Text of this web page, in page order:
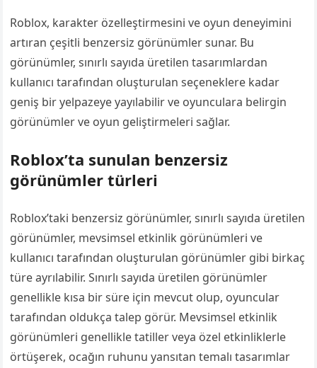
Roblox, karakter özelleştirmesini ve oyun deneyimini
artıran çeşitli benzersiz görünümler sunar. Bu
görünümler, sınırlı sayıda üretilen tasarımlardan
kullanıcı tarafından oluşturulan seçeneklere kadar
geniş bir yelpazeye yayılabilir ve oyunculara belirgin
görünümler ve oyun geliştirmeleri sağlar.
Roblox’ta sunulan benzersiz
görünümler türleri
Roblox’taki benzersiz görünümler, sınırlı sayıda üretilen
görünümler, mevsimsel etkinlik görünümleri ve
kullanıcı tarafından oluşturulan görünümler gibi birkaç
türe ayrılabilir. Sınırlı sayıda üretilen görünümler
genellikle kısa bir süre için mevcut olup, oyuncular
tarafından oldukça talep görür. Mevsimsel etkinlik
görünümleri genellikle tatiller veya özel etkinliklerle
örtüşerek, ocağın ruhunu yansıtan temalı tasarımlar